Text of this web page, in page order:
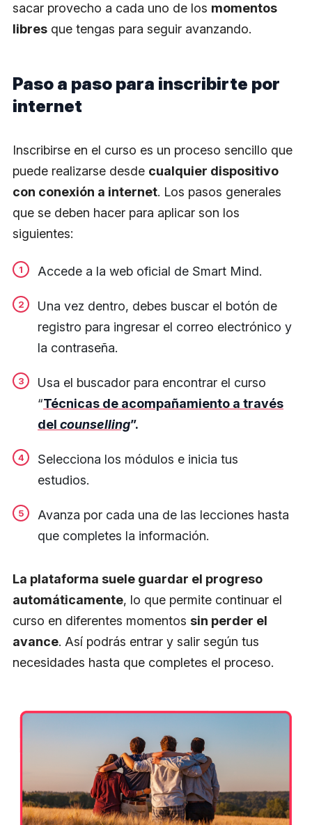
sacar provecho a cada uno de los momentos
libres que tengas para seguir avanzando.
Paso a paso para inscribirte por
internet
Inscribirse en el curso es un proceso sencillo que
puede realizarse desde cualquier dispositivo
con conexión a internet. Los pasos generales
que se deben hacer para aplicar son los
siguientes:
Accede a la web oficial de Smart Mind.
Una vez dentro, debes buscar el botón de
registro para ingresar el correo electrónico y
la contraseña.
Usa el buscador para encontrar el curso
“Técnicas de acompañamiento a través
del counselling”.
Selecciona los módulos e inicia tus
estudios.
Avanza por cada una de las lecciones hasta
que completes la información.
La plataforma suele guardar el progreso
automáticamente, lo que permite continuar el
curso en diferentes momentos sin perder el
avance. Así podrás entrar y salir según tus
necesidades hasta que completes el proceso.